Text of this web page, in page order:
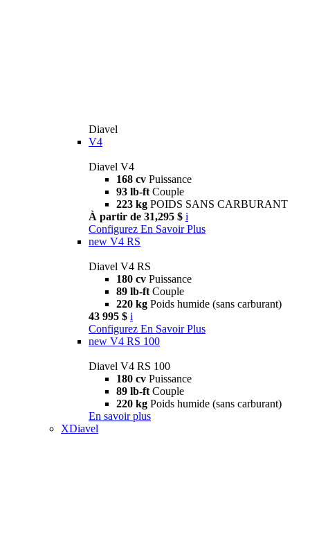
Diavel
V4
Diavel V4
168 cv Puissance
93 lb-ft Couple
223 kg POIDS SANS CARBURANT
À partir de 31,295 $ i
Configurez En Savoir Plus
new V4 RS
Diavel V4 RS
180 cv Puissance
89 lb-ft Couple
220 kg Poids humide (sans carburant)
43 995 $ i
Configurez En Savoir Plus
new V4 RS 100
Diavel V4 RS 100
180 cv Puissance
89 lb-ft Couple
220 kg Poids humide (sans carburant)
En savoir plus
XDiavel